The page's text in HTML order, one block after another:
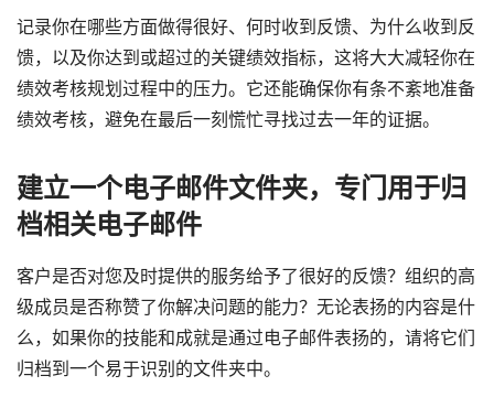
记录你在哪些方面做得很好、何时收到反馈、为什么收到反
馈，以及你达到或超过的关键绩效指标，这将大大减轻你在
绩效考核规划过程中的压力。它还能确保你有条不紊地准备
绩效考核，避免在最后一刻慌忙寻找过去一年的证据。
建立一个电子邮件文件夹，专门用于归
档相关电子邮件
客户是否对您及时提供的服务给予了很好的反馈？组织的高
级成员是否称赞了你解决问题的能力？无论表扬的内容是什
么，如果你的技能和成就是通过电子邮件表扬的，请将它们
归档到一个易于识别的文件夹中。